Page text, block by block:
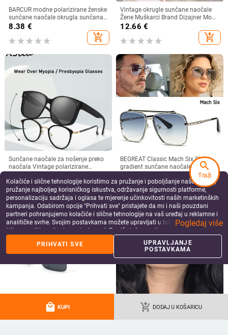
local_mall KUPI add_shopping_cart DODAJ U KOŠARICU
BARCUR modne polarizirane ženske
sunčane naočale okrugla sunčana
stakla dame Lunette De Soleil
8.38 €
add_shopping_cart
Vintage okrugle sunčane naočale
Žene Muškarci Brand Dizajner Moda
Gradient Sunčane naočale Ženske
Muške Retro Punk Hip Hop Gafas
De Sol
12.66 €
add_shopping_cart
Sunčane naočale za nošenje preko
naočala Vintage polarizirane
žene, kratkovidnost, dalekovidnost,
sjenila za vožnju na otvorenomadd_shopping_cart
BEGREAT Classic Mach Six Style
gradient sunčane naočale Cool Men
Vintage Brand Design Sunčane
naočale Lentes očki sunčanye
ženskie
add_shopping_cart
Ruiao sunčane naočale bez okvira
Trend klasične retro četvrtaste
Kolačiće i slične tehnologije koristimo za pružanje i poboljšanje naše Usluge,
pružanje najboljeg korisničkog iskustva, održavanje sigurnosti platforme,
personalizaciju sadržaja i oglasa te mjerenje učinkovitosti naših marketinških
kampanja. Odabirom opcije "Prihvati sve" pristajete da mi i naši pouzdani
partneri pohranjujemo kolačiće i slične tehnologije na vaš uređaj u reklamne i
analitičke svrhe. Svojim postavkama možete upravljati u bilo kojem trenutku
klikom na "Upravljanje postavkama". Za više informacija pogledajte našu
Pogledaj više
PRIHVATI SVE
UPRAVLJANJE
POSTAVKAMA
search
Traži